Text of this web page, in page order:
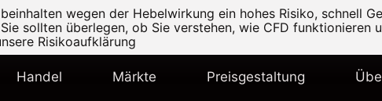
wegen der Hebelwirkung ein hohes Risiko, schnell
Sie sollten überlegen, ob Sie verstehen, wie CFD funktionieren
Risikoaufklärung
Handel Märkte Preisgestaltung